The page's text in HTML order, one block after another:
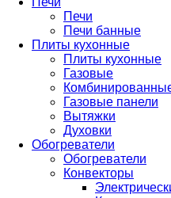
Печи
Печи банные
Плиты кухонные
Плиты кухонные
Газовые
Газовые панели
Вытяжки
Духовки
Обогреватели
Обогреватели
Конвекторы